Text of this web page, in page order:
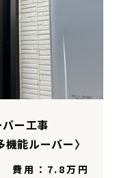
ー工事
能ルーバー〉
費用：7.8万円